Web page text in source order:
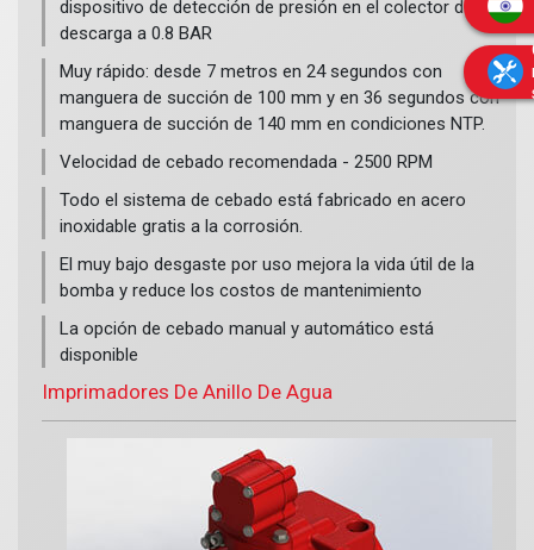
dispositivo de detección de presión en el colector de
descarga a 0.8 BAR
Muy rápido: desde 7 metros en 24 segundos con
manguera de succión de 100 mm y en 36 segundos con
manguera de succión de 140 mm en condiciones NTP.
Velocidad de cebado recomendada - 2500 RPM
Todo el sistema de cebado está fabricado en acero
inoxidable gratis a la corrosión.
El muy bajo desgaste por uso mejora la vida útil de la
bomba y reduce los costos de mantenimiento
La opción de cebado manual y automático está
disponible
Imprimadores De Anillo De Agua
Todo el sistema está hecho de acero inoxidable
bomba son fácilmente accesibles
Estas plataformas de montaje se pueden adoptar en casi
todos los modelos de chasis
Como estándar, todos los colectores vienen con roscas
redondas estándar británicas con tapa de acero
inoxidable, pero también se pueden suministrar otros
tipos de acoplamientos.
También se pueden suministrar colectores de succión
fabricados a medida según el dibujo.
Teclas iluminadas para la selección del modo de cebado
automático y manual.
Prevención automática para el uso de imprimación por
encima de 2500 RPM.
Tecla de timbre de emergencia en placa.
Si es necesario, se puede instalar una unidad de
visualización auxiliar en la cabina del conductor.